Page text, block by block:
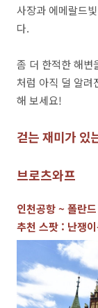
사장과 에메랄드
다.
좀 더 한적한 해변
처럼 아직 덜 알려
해 보세요!
걷는 재미가 있
브로츠와프
인천공항 ~ 폴란
추천 스팟 : 난쟁